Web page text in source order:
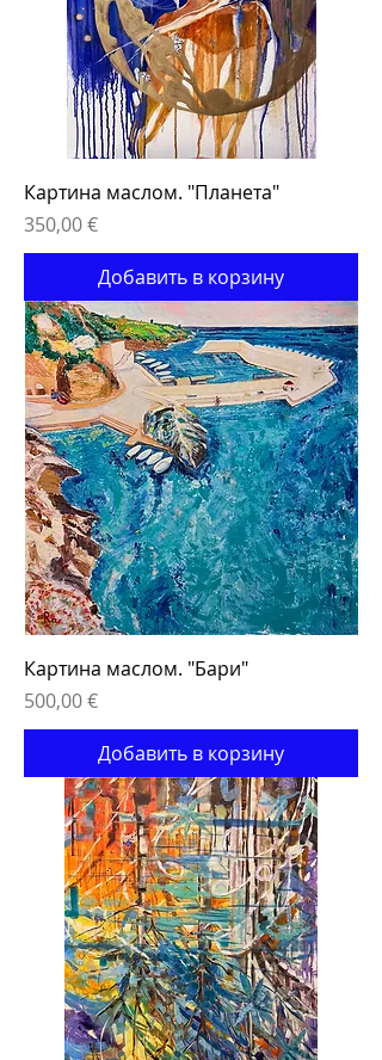
Картина маслом. "Планета"
Цена
350,00 €
Добавить в корзину
Картина маслом. "Бари"
Цена
500,00 €
Добавить в корзину